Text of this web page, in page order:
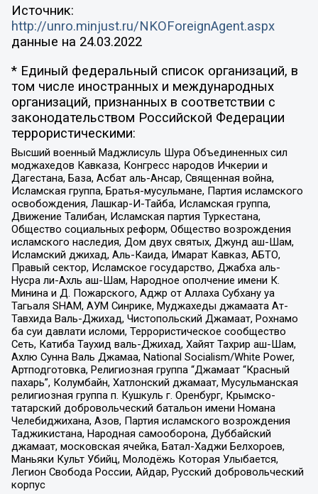
Источник:
http://unro.minjust.ru/NKOForeignAgent.aspx
данные на 24.03.2022
* Единый федеральный список организаций, в
том числе иностранных и международных
организаций, признанных в соответствии с
законодательством Российской Федерации
террористическими:
Высший военный Маджлисуль Шура Объединенных сил
моджахедов Кавказа, Конгресс народов Ичкерии и
Дагестана, База, Асбат аль-Ансар, Священная война,
Исламская группа, Братья-мусульмане, Партия исламского
освобождения, Лашкар-И-Тайба, Исламская группа,
Движение Талибан, Исламская партия Туркестана,
Общество социальных реформ, Общество возрождения
исламского наследия, Дом двух святых, Джунд аш-Шам,
Исламский джихад, Аль-Каида, Имарат Кавказ, АБТО,
Правый сектор, Исламское государство, Джабха аль-
Нусра ли-Ахль аш-Шам, Народное ополчение имени К.
Минина и Д. Пожарского, Аджр от Аллаха Субхану уа
Тагьаля SHAM, АУМ Синрике, Муджахеды джамаата Ат-
Тавхида Валь-Джихад, Чистопольский Джамаат, Рохнамо
ба суи давлати исломи, Террористическое сообщество
Сеть, Катиба Таухид валь-Джихад, Хайят Тахрир аш-Шам,
Ахлю Сунна Валь Джамаа, National Socialism/White Power,
Артподготовка, Религиозная группа “Джамаат “Красный
пахарь”, Колумбайн, Хатлонский джамаат, Мусульманская
религиозная группа п. Кушкуль г. Оренбург, Крымско-
татарский добровольческий батальон имени Номана
Челебиджихана, Азов, Партия исламского возрождения
Таджикистана, Народная самооборона, Дуббайский
джамаат, московская ячейка, Батал-Хаджи Белхороев,
Маньяки Культ Убийц, Молодёжь Которая Улыбается,
Легион Свобода России, Айдар, Русский добровольческий
корпус